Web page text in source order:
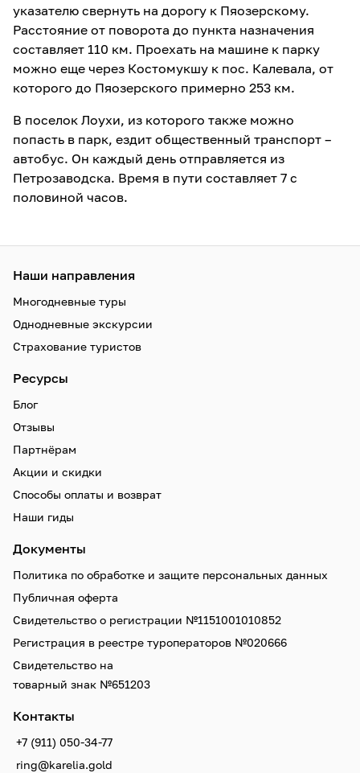
указателю свернуть на дорогу к Пяозерскому.
Расстояние от поворота до пункта назначения
составляет 110 км. Проехать на машине к парку
можно еще через Костомукшу к пос. Калевала, от
которого до Пяозерского примерно 253 км.
В поселок Лоухи, из которого также можно
попасть в парк, ездит общественный транспорт –
автобус. Он каждый день отправляется из
Петрозаводска. Время в пути составляет 7 с
половиной часов.
Наши направления
Многодневные туры
Однодневные экскурсии
Страхование туристов
Ресурсы
Блог
Отзывы
Партнёрам
Акции и скидки
Способы оплаты и возврат
Наши гиды
Документы
Политика по обработке и защите персональных данных
Публичная оферта
Свидетельство о регистрации №1151001010852
Регистрация в реестре туроператоров №020666
Свидетельство на
товарный знак №651203
Контакты
+7 (911) 050-34-77
ring@karelia.gold